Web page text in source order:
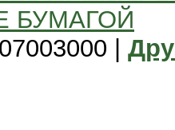
БУМАГОЙ
|